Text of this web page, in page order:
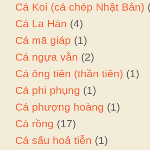
Cá Koi (cá chép Nhật Bản)
Cá La Hán (4)
Cá mã giáp (1)
Cá ngựa vằn (2)
Cá ông tiên (thần tiên) (1)
Cá phi phụng (1)
Cá phượng hoàng (1)
Cá rồng (17)
Cá sấu hoả tiễn (1)